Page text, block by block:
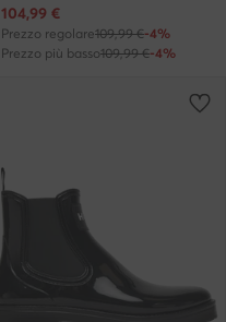
Prezzo attuale
104,99 €
Prezzo regolare109,99 €-4%
Prezzo più basso109,99 €-4%